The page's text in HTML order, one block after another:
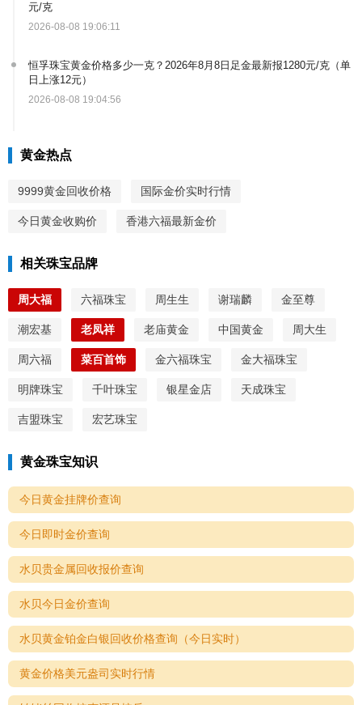
元/克
2026-08-08 19:06:11
恒孚珠宝黄金价格多少一克？2026年8月8日足金最新报1280元/克（单
日上涨12元）
2026-08-08 19:04:56
黄金热点
9999黄金回收价格 国际金价实时行情
今日黄金收购价 香港六福最新金价
相关珠宝品牌
周大福 六福珠宝 周生生 谢瑞麟 金至尊
潮宏基 老凤祥 老庙黄金 中国黄金 周大生
周六福 菜百首饰 金六福珠宝 金大福珠宝
明牌珠宝 千叶珠宝 银星金店 天成珠宝
吉盟珠宝 宏艺珠宝
黄金珠宝知识
今日黄金挂牌价查询
今日即时金价查询
水贝贵金属回收报价查询
水贝今日金价查询
水贝黄金铂金白银回收价格查询（今日实时）
黄金价格美元盎司实时行情